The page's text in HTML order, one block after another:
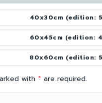
40x30cm (edition:
60x45cm (edition:
80x60cm (edition:
with * are required.